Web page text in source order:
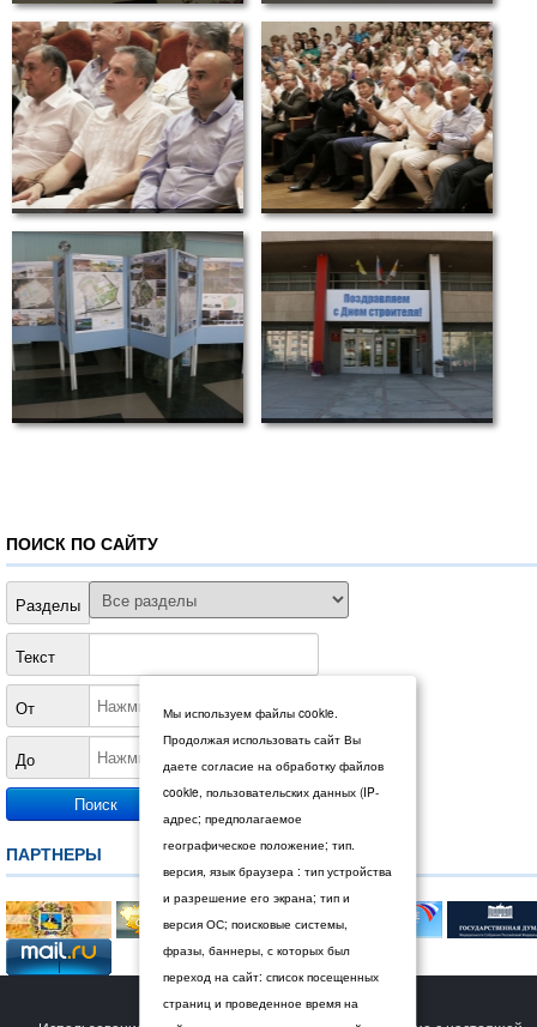
ПОИСК ПО САЙТУ
Разделы
Текст
От
До
ПАРТНЕРЫ
© 2026 Дума Ставропольского края.
Мы используем файлы cookie.
Продолжая использовать сайт Вы
даете согласие на обработку файлов
cookie, пользовательских данных (IP-
адрес; предполагаемое
географическое положение; тип.
версия, язык браузера : тип устройства
и разрешение его экрана; тип и
версия ОС; поисковые системы,
фразы, баннеры, с которых был
переход на сайт: список посещенных
страниц и проведенное время на